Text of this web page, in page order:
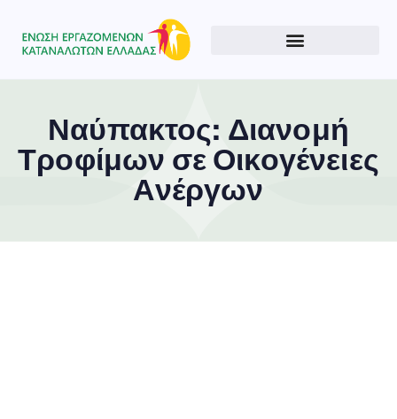
Ναύπακτος: Διανομή
Τροφίμων σε Οικογένειες
Ανέργων